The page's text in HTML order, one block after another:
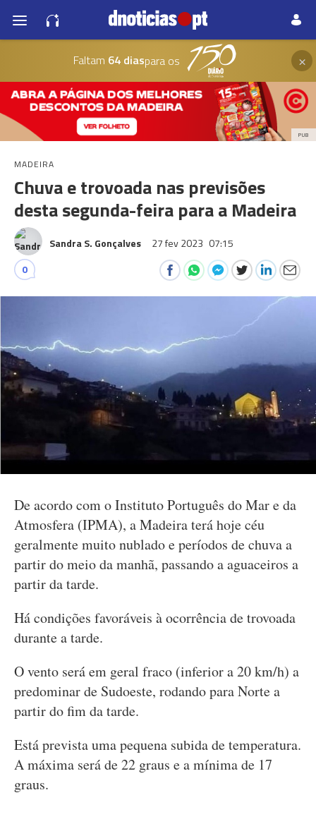
Faltam 64 diaspara os ×
PUB
MADEIRA
Chuva e trovoada nas previsões
desta segunda-feira para a Madeira
Sandra S. Gonçalves 27 fev 2023 07:15
0
De acordo com o Instituto Português do Mar e da
Atmosfera (IPMA), a Madeira terá hoje céu
geralmente muito nublado e períodos de chuva a
partir do meio da manhã, passando a aguaceiros a
partir da tarde.
Há condições favoráveis à ocorrência de trovoada
durante a tarde.
O vento será em geral fraco (inferior a 20 km/h) a
predominar de Sudoeste, rodando para Norte a
partir do fim da tarde.
Está prevista uma pequena subida de temperatura.
A máxima será de 22 graus e a mínima de 17
graus.